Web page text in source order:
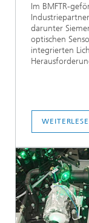
Im BMFTR-
darunter
optischen
integrierten